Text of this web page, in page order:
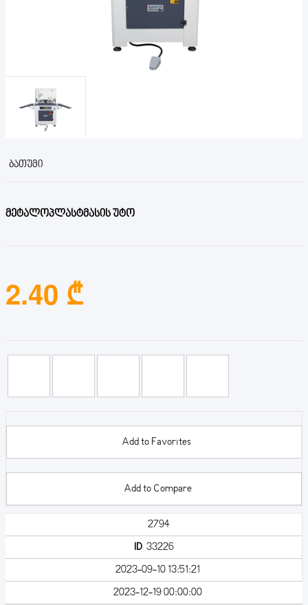
ᲑᲐᲗᲣᲛᲘ
მეტალოპლასტმასის უტო
2.40 ₾
Add to Favorites
Add to Compare
2794
ID33226
2023-09-10 13:51:21
2023-12-19 00:00:00